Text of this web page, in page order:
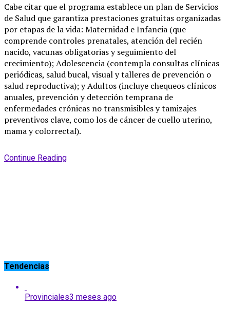
Cabe citar que el programa establece un plan de Servicios
de Salud que garantiza prestaciones gratuitas organizadas
por etapas de la vida: Maternidad e Infancia (que
comprende controles prenatales, atención del recién
nacido, vacunas obligatorias y seguimiento del
crecimiento); Adolescencia (contempla consultas clínicas
periódicas, salud bucal, visual y talleres de prevención o
salud reproductiva); y Adultos (incluye chequeos clínicos
anuales, prevención y detección temprana de
enfermedades crónicas no transmisibles y tamizajes
preventivos clave, como los de cáncer de cuello uterino,
mama y colorrectal).
Continue Reading
Tendencias
Provinciales3 meses ago